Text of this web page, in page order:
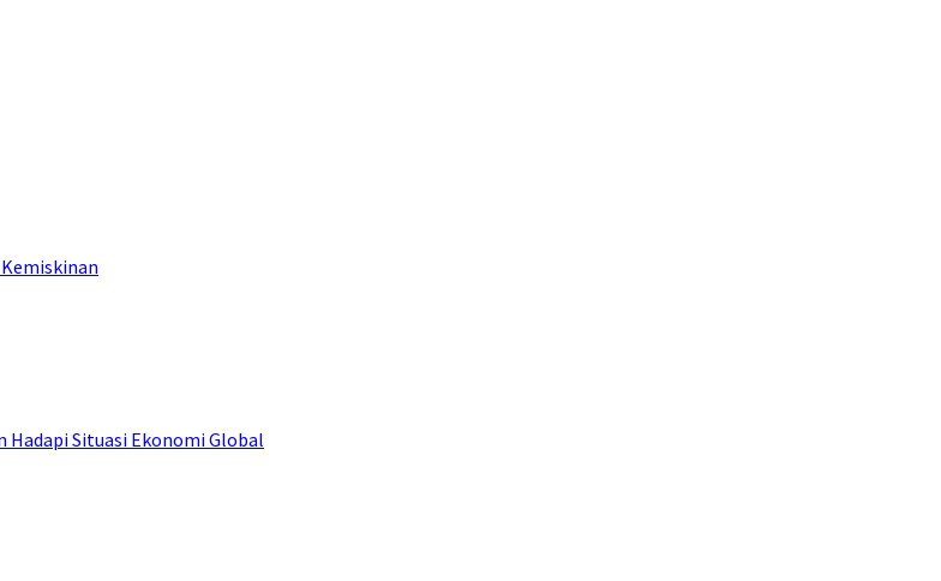
Hadapi Situasi Ekonomi Global